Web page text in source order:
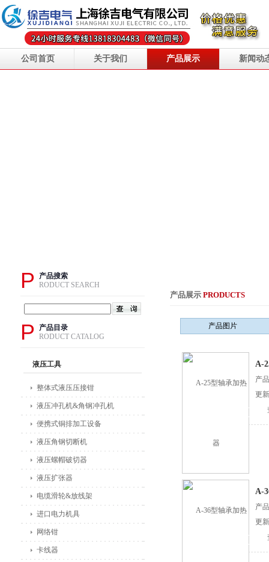
公司首页 关于我们 产品展示 新闻动
P
产品搜索
RODUCT SEARCH
P
产品目录
RODUCT CATALOG
液压工具
整体式液压压接钳
液压冲孔机&角钢冲孔机
便携式铜排加工设备
液压角钢切断机
液压螺帽破切器
液压扩张器
电缆滑轮&放线架
进口电力机具
网络钳
卡线器
产品展示 PRODUCTS
产品图片
A-
产
更
A-
产
更